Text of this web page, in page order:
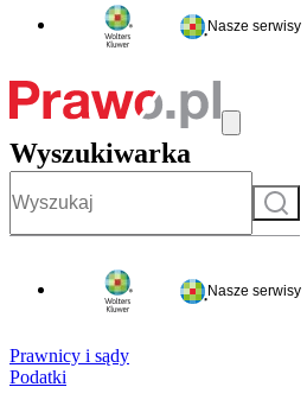
Nasze serwisy
Wyszukiwarka
Szukaj
Nasze serwisy
Prawnicy i sądy
Podatki